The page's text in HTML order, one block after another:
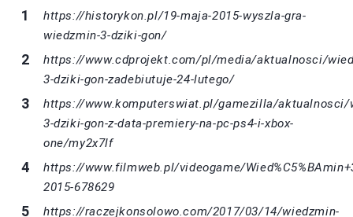
https://historykon.pl/19-maja-2015-wyszla-gra-
wiedzmin-3-dziki-gon/
https://www.cdprojekt.com/pl/media/aktualnosci/
3-dziki-gon-zadebiutuje-24-lutego/
https://www.komputerswiat.pl/gamezilla/aktualnosci/
3-dziki-gon-z-data-premiery-na-pc-ps4-i-xbox-
one/my2x7lf
https://www.filmweb.pl/videogame/
2015-678629
https://raczejkonsolowo.com/2017/03/14/wiedzmin-